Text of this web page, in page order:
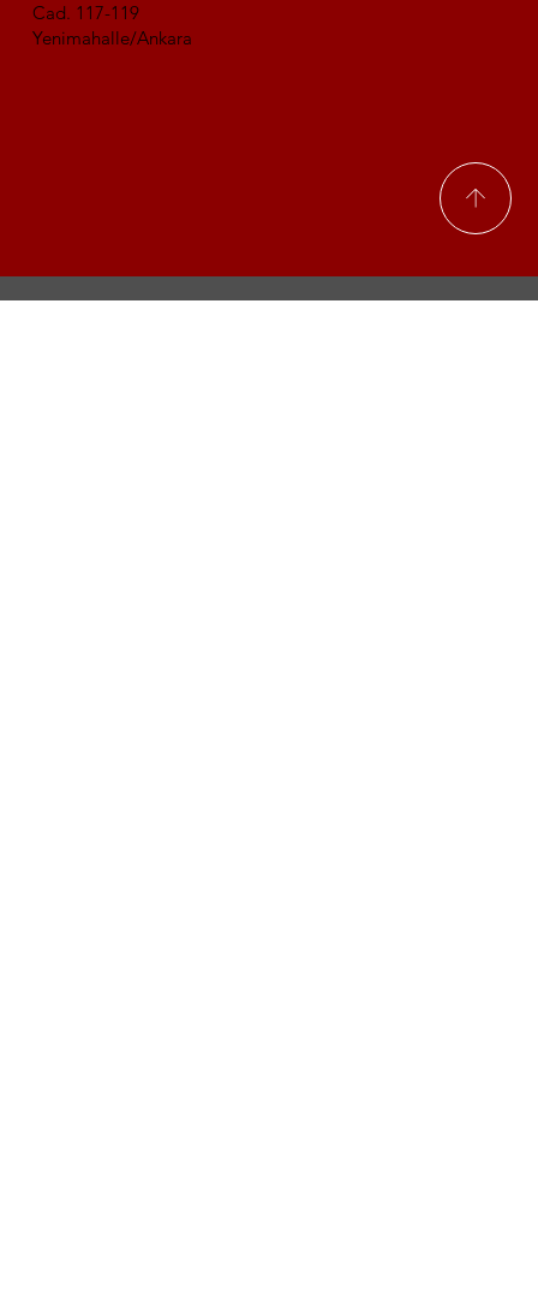
Cad. 117-119
Yenimahalle/Ankara